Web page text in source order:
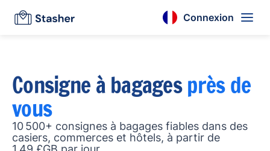
Connexion
Consigne à bagagesprès de
vous
10 500+ consignes à bagages fiables dans des
casiers, commerces et hôtels, à partir de